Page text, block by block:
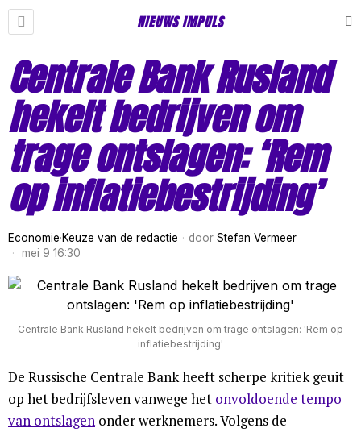
NIEUWS IMPULS
Centrale Bank Rusland
hekelt bedrijven om
trage ontslagen: ‘Rem
op inflatiebestrijding’
Economie·Keuze van de redactie door Stefan Vermeer
mei 9 16:30
Centrale Bank Rusland hekelt bedrijven om trage ontslagen: 'Rem op
inflatiebestrijding'
De Russische Centrale Bank heeft scherpe kritiek geuit
op het bedrijfsleven vanwege het onvoldoende tempo
van ontslagen onder werknemers. Volgens de